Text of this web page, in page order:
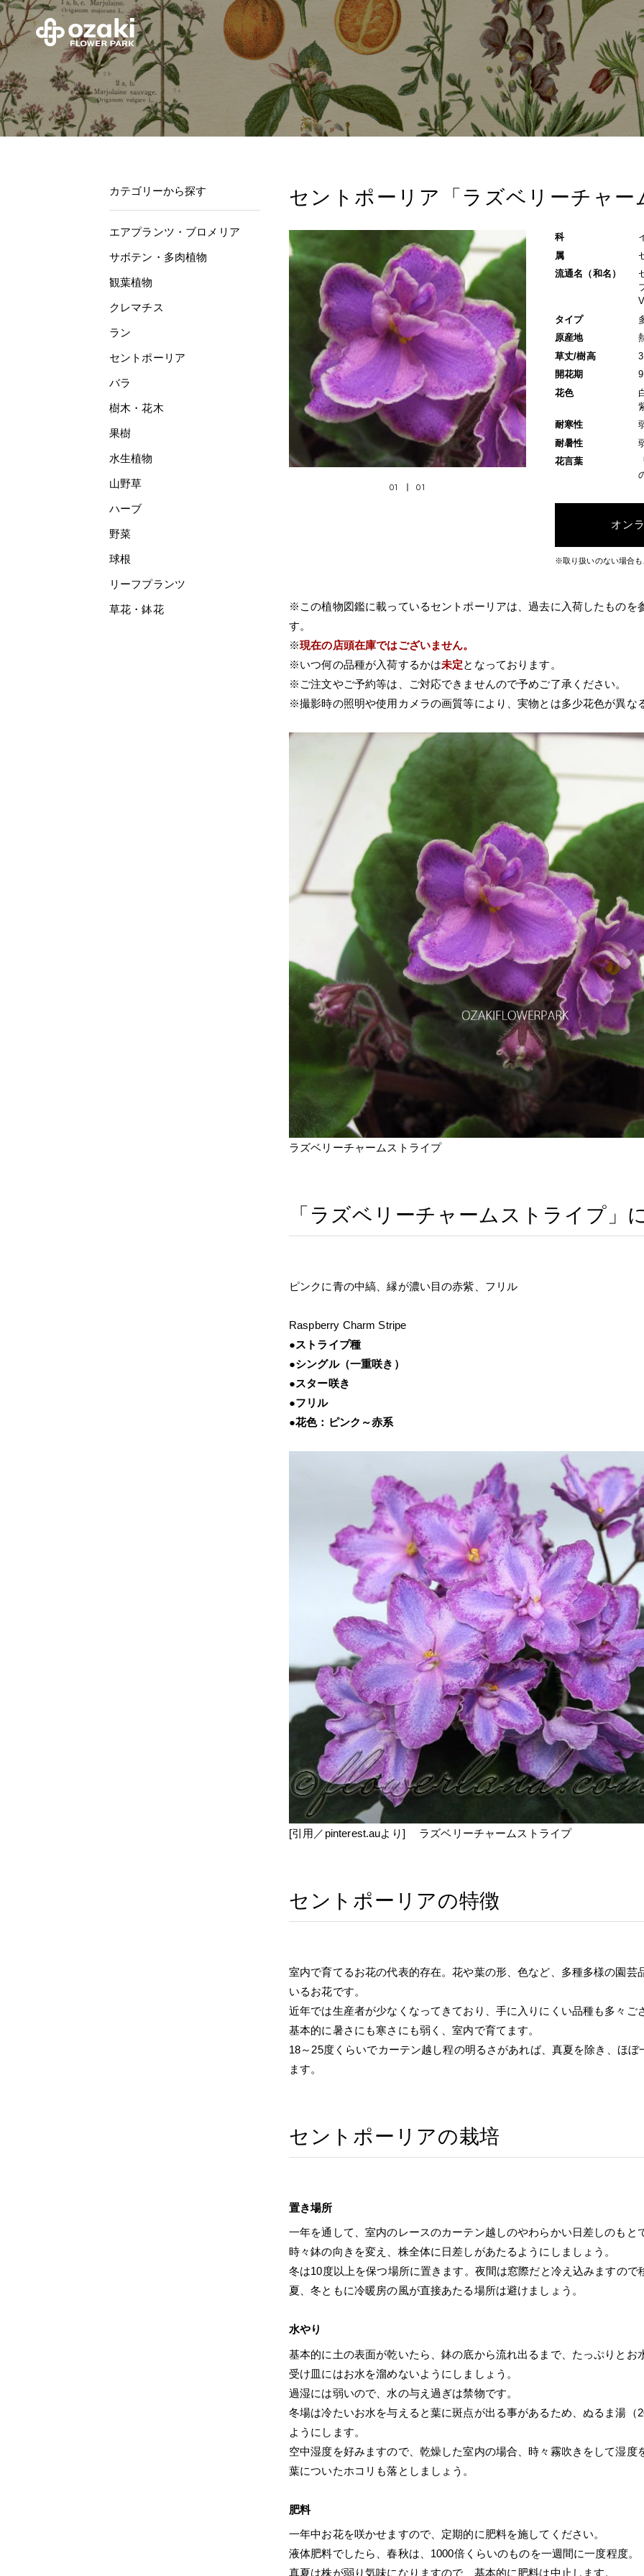
セントポーリア「ラズベリーチャー
01 01
科
属
流通名（和名）
タイプ
原産地
草丈/樹高
開花期
花色
耐寒性
耐暑性
花言葉
オン
※取り扱いのない場合も
※この植物図鑑に載っているセントポーリアは、過去に入荷したものを
す。
※現在の店頭在庫ではございません。
※いつ何の品種が入荷するかは未定となっております。
※ご注文やご予約等は、ご対応できませんので予めご了承ください。
※撮影時の照明や使用カメラの画質等により、実物とは多少花色が異な
ラズベリーチャームストライプ
「ラズベリーチャームストライプ」
ピンクに青の中縞、縁が濃い目の赤紫、フリル
Raspberry Charm Stripe
●ストライプ種
●シングル（一重咲き）
●スター咲き
●フリル
●花色：ピンク～赤系
[引用／pinterest.auより] ラズベリーチャームストライプ
セントポーリアの特徴
室内で育てるお花の代表的存在。花や葉の形、色など、多種多様の園芸
いるお花です。
近年では生産者が少なくなってきており、手に入りにくい品種も多々ご
基本的に暑さにも寒さにも弱く、室内で育てます。
18～25度くらいでカーテン越し程の明るさがあれば、真夏を除き、ほ
ます。
セントポーリアの栽培
置き場所
一年を通して、室内のレースのカーテン越しのやわらかい日差しのもと
時々鉢の向きを変え、株全体に日差しがあたるようにしましょう。
冬は10度以上を保つ場所に置きます。夜間は窓際だと冷え込みますので
夏、冬ともに冷暖房の風が直接あたる場所は避けましょう。
水やり
基本的に土の表面が乾いたら、鉢の底から流れ出るまで、たっぷりとお
受け皿にはお水を溜めないようにしましょう。
過湿には弱いので、水の与え過ぎは禁物です。
冬場は冷たいお水を与えると葉に斑点が出る事があるため、ぬるま湯（
ようにします。
空中湿度を好みますので、乾燥した室内の場合、時々霧吹きをして湿度
葉についたホコリも落としましょう。
肥料
一年中お花を咲かせますので、定期的に肥料を施してください。
液体肥料でしたら、春秋は、1000倍くらいのものを一週間に一度程度。
真夏は株が弱り気味になりますので、基本的に肥料は中止します。
カテゴリーから探す
エアプランツ・ブロメリア
サボテン・多肉植物
観葉植物
クレマチス
ラン
セントポーリア
バラ
樹木・花木
果樹
水生植物
山野草
ハーブ
野菜
球根
リーフプランツ
草花・鉢花